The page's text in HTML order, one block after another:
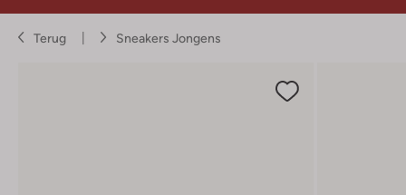
Terug Sneakers Jongens